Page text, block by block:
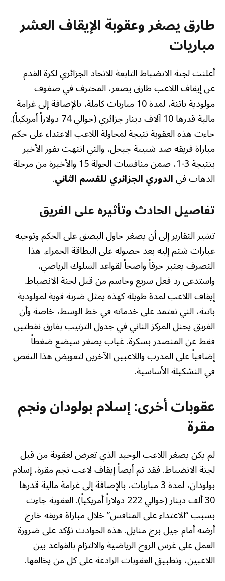
طارق يصغر وعقوبة الإيقاف العشر
مباريات
أعلنت لجنة الانضباط التابعة للاتحاد الجزائري لكرة القدم
عن إيقاف اللاعب طارق يصغر، المحترف في صفوف
مولودية باتنة، لمدة 10 مباريات كاملة، بالإضافة إلى غرامة
مالية قدرها 10 آلاف دينار جزائري (حوالي 74 دولاراً أمريكياً).
جاءت هذه العقوبة نتيجة لمحاولة اللاعب الاعتداء على حكم
مباراة فريقه ضد شبيبة جيجل، والتي انتهت بفوز الأخير
بنتيجة 3-1، ضمن منافسات الجولة 15 والأخيرة من مرحلة
الذهاب فيالدوري الجزائري للقسم الثاني.
تفاصيل الحادث وتأثيره على الفريق
تشير التقارير إلى أن يصغر حاول البصق على الحكم وتوجيه
عبارات شتم إليه بعد حصوله على البطاقة الحمراء. هذا
التصرف يعتبر خرقاً واضحاً لقواعد السلوك الرياضي،
واستدعى رد فعل سريع وحاسم من قبل لجنة الانضباط.
إيقاف اللاعب لمدة طويلة كهذه يمثل ضربة قوية لمولودية
باتنة، التي تعتمد على خدماته في خط الوسط، خاصة وأن
الفريق يحتل المركز الثاني في جدول الترتيب بفارق نقطتين
فقط عن المتصدر بسكرة. غياب يصغر سيضع ضغطاً
إضافياً على المدرب واللاعبين الآخرين لتعويض هذا النقص
في التشكيلة الأساسية.
عقوبات أخرى: إسلام بولودان ونجم
مقرة
لم يكن يصغر اللاعب الوحيد الذي تعرض لعقوبة من قبل
لجنة الانضباط. فقد تم أيضاً إيقاف لاعب نجم مقرة، إسلام
بولودان، لمدة 3 مباريات، بالإضافة إلى غرامة مالية قدرها
30 ألف دينار (حوالي 222 دولاراً أمريكياً). العقوبة جاءت
بسبب “الاعتداء على المنافس” خلال مباراة فريقه خارج
أرضه أمام جيل برج منايل. هذه الحوادث تؤكد على ضرورة
العمل على غرس الروح الرياضية والالتزام بالقواعد بين
اللاعبين، وتطبيق العقوبات الرادعة على كل من يخالفها.